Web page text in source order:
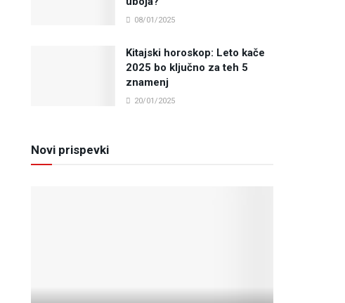
08/01/2025
Kitajski horoskop: Leto kače
2025 bo ključno za teh 5
znamenj
20/01/2025
Novi prispevki